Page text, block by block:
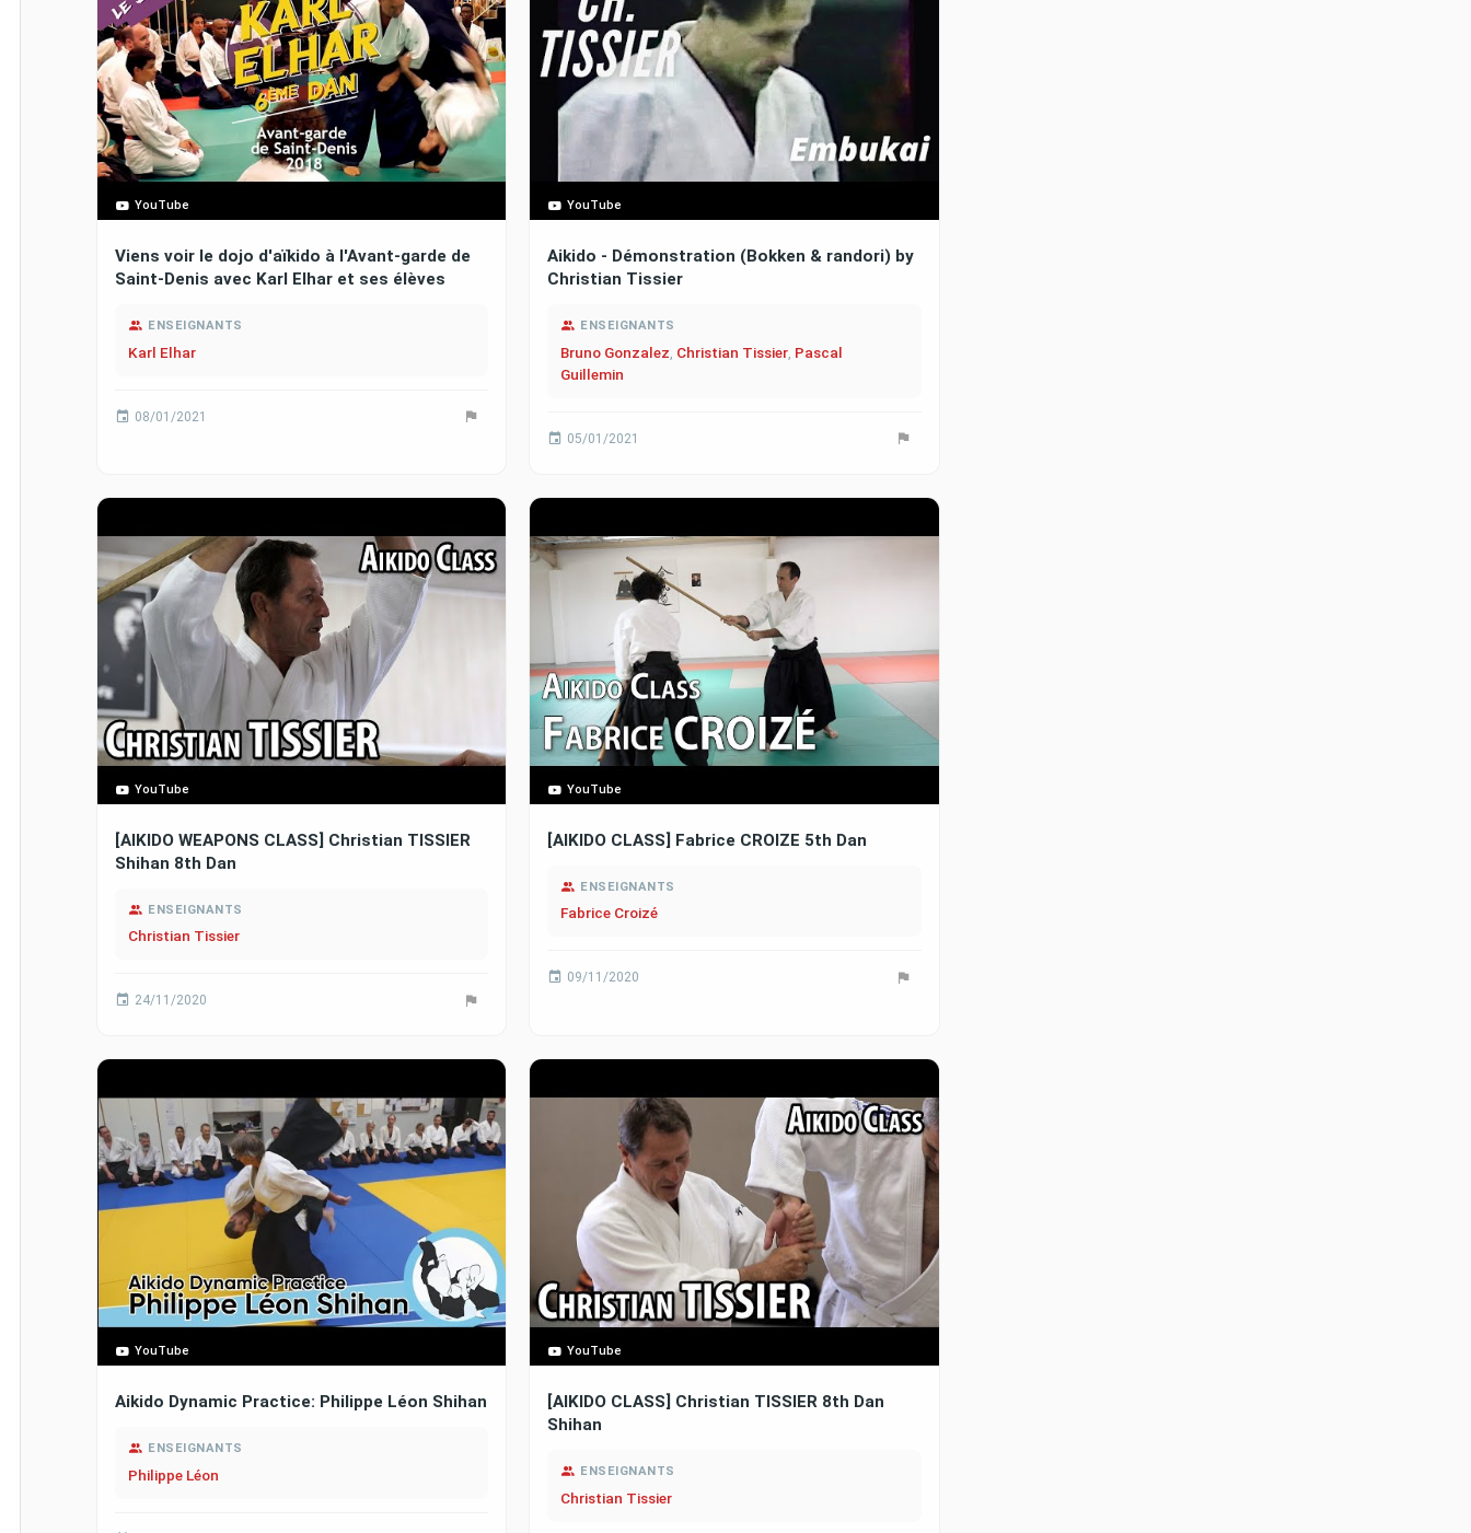
YouTube
Viens voir le dojo d'aïkido à l'Avant-garde de
Saint-Denis avec Karl Elhar et ses élèves
ENSEIGNANTS
Karl Elhar
08/01/2021
YouTube
Aikido - Démonstration (Bokken & randori) by
Christian Tissier
ENSEIGNANTS
Bruno Gonzalez Christian Tissier Pascal
Guillemin
05/01/2021
YouTube
[AIKIDO WEAPONS CLASS] Christian TISSIER
Shihan 8th Dan
ENSEIGNANTS
Christian Tissier
24/11/2020
YouTube
[AIKIDO CLASS] Fabrice CROIZE 5th Dan
ENSEIGNANTS
Fabrice Croizé
09/11/2020
YouTube
Aikido Dynamic Practice: Philippe Léon Shihan
ENSEIGNANTS
Philippe Léon
YouTube
[AIKIDO CLASS] Christian TISSIER 8th Dan
Shihan
ENSEIGNANTS
Christian Tissier